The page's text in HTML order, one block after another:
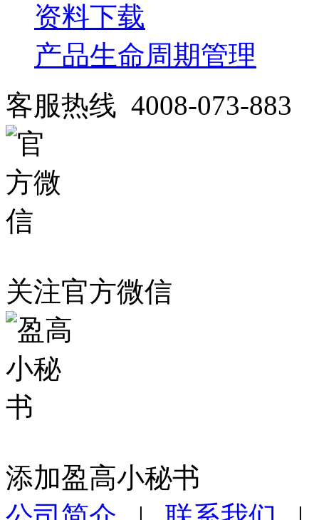
资料下载
产品生命周期管理
客服热线 4008-073-883
关注官方微信
添加盈高小秘书